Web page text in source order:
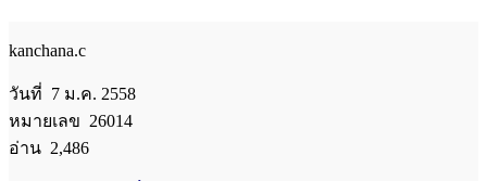
kanchana.c
วันที่ 7 ม.ค. 2558
หมายเลข 26014
อ่าน 2,486